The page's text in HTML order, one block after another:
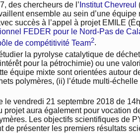
des chercheurs de l’ Institut Chevreul
ensemble au sein d’une équipe
succès à l’appel à projet EMILE
FEDER pour le Nord-Pas de
de compétitivité Team2.
la pyrolyse catalytique de
pour la pétrochimie) ou une
équipe mixte sont orientées autour
polymères, (ii) l’étude multi-
vendredi 21 septembre 2018 de
aura également pour vocation
Les objectifs scientifiques de
de présenter les premiers résultats